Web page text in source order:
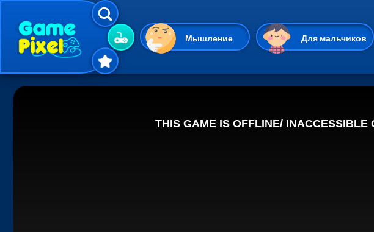
Мышление Для мальчиков
Гиперказуальные Казуальные